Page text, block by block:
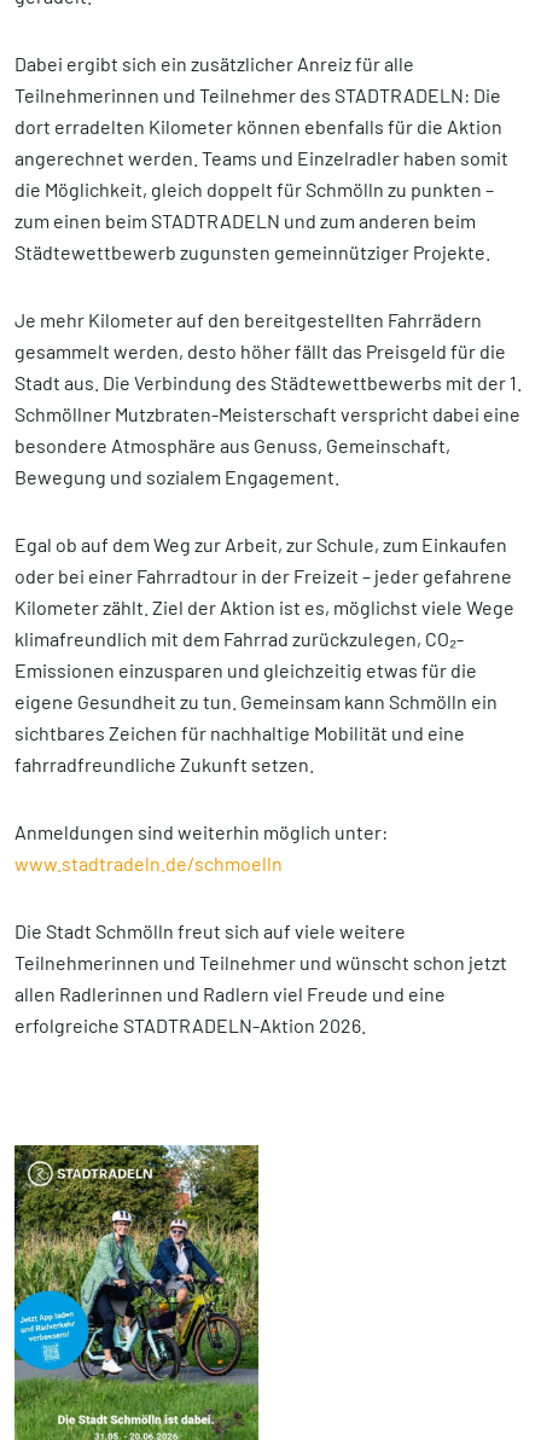
Dabei ergibt sich ein zusätzlicher Anreiz für alle
Teilnehmerinnen und Teilnehmer des STADTRADELN: Die
dort erradelten Kilometer können ebenfalls für die Aktion
angerechnet werden. Teams und Einzelradler haben somit
die Möglichkeit, gleich doppelt für Schmölln zu punkten –
zum einen beim STADTRADELN und zum anderen beim
Städtewettbewerb zugunsten gemeinnütziger Projekte.
Je mehr Kilometer auf den bereitgestellten Fahrrädern
gesammelt werden, desto höher fällt das Preisgeld für die
Stadt aus. Die Verbindung des Städtewettbewerbs mit der 1.
Schmöllner Mutzbraten-Meisterschaft verspricht dabei eine
besondere Atmosphäre aus Genuss, Gemeinschaft,
Bewegung und sozialem Engagement.
Egal ob auf dem Weg zur Arbeit, zur Schule, zum Einkaufen
oder bei einer Fahrradtour in der Freizeit – jeder gefahrene
Kilometer zählt. Ziel der Aktion ist es, möglichst viele Wege
klimafreundlich mit dem Fahrrad zurückzulegen, CO₂-
Emissionen einzusparen und gleichzeitig etwas für die
eigene Gesundheit zu tun. Gemeinsam kann Schmölln ein
sichtbares Zeichen für nachhaltige Mobilität und eine
fahrradfreundliche Zukunft setzen.
Anmeldungen sind weiterhin möglich unter:
www.stadtradeln.de/schmoelln
Die Stadt Schmölln freut sich auf viele weitere
Teilnehmerinnen und Teilnehmer und wünscht schon jetzt
allen Radlerinnen und Radlern viel Freude und eine
erfolgreiche STADTRADELN-Aktion 2026.